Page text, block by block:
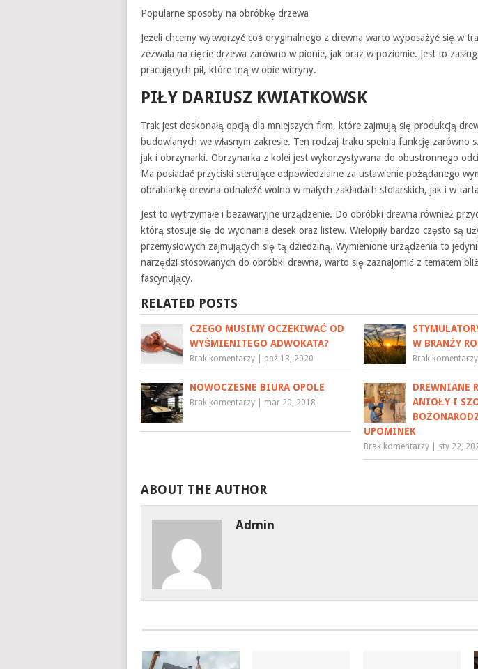
Popularne sposoby na obróbkę drzewa
Jeżeli chcemy wytworzyć coś oryginalnego z drewna warto wyposażyć się w
zezwala na cięcie drzewa zarówno w pionie, jak oraz w poziomie. Jest to
pracujących pił, które tną w obie witryny.
PIŁY DARIUSZ KWIATKOWSK
Trak jest doskonałą opcją dla mniejszych firm, które zajmują się produkcją
budowlanych we własnym zakresie. Ten rodzaj traku spełnia funkcję zarówno
jak i obrzynarki. Obrzynarka z kolei jest wykorzystywana do obustronnego
Ma posiadać przyciski sterujące odpowiedzialne za ustawienie pożądanego
obrabiarkę drewna odnaleźć wolno w małych zakładach stolarskich, jak i w
Jest to wytrzymałe i bezawaryjne urządzenie. Do obróbki drewna również
którą stosuje się do wycinania desek oraz listew. Wielopiły bardzo często są
przemysłowych zajmujących się tą dziedziną. Wymienione urządzenia to
narzędzi stosowanych do obróbki drewna, warto się zaznajomić z tematem
fascynujący.
RELATED POSTS
CZEGO MUSIMY OCZEKIWAĆ OD
WYŚMIENITEGO ADWOKATA?
Brak komentarzy paź 13, 2020
W BRANŻY
Brak komentarzy
NOWOCZESNE BIURA OPOLE
Brak komentarzy mar 20, 2018
DREWNIANE
ANIOŁY I
UPOMINEK
Brak komentarzy sty 22,
ABOUT THE AUTHOR
Admin